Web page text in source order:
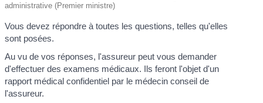
administrative (Premier ministre)
Vous devez répondre à toutes les questions, telles qu'elles
sont posées.
Au vu de vos réponses, l'assureur peut vous demander
d'effectuer des examens médicaux. Ils feront l'objet d'un
rapport médical confidentiel par le médecin conseil de
l'assureur.